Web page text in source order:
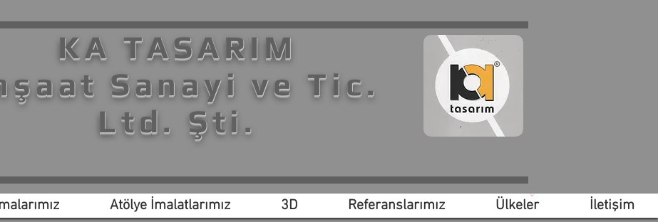
KA TASARIM
Sanayi ve Tic.
Ltd. Şti.
Atölye İmalatlarımız 3D Referanslarımız Ülkeler İletişim